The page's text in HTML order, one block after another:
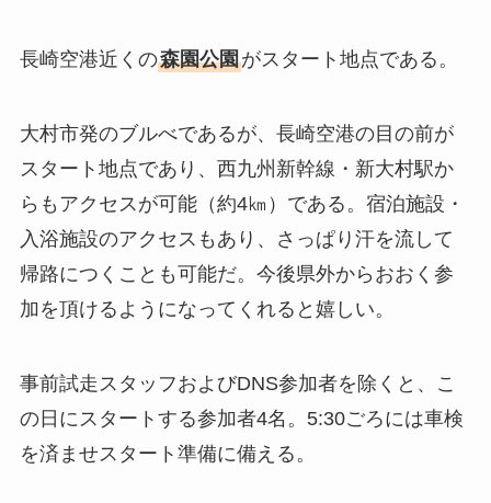
長崎空港近くの森園公園がスタート地点である。
大村市発のブルべであるが、長崎空港の目の前が
スタート地点であり、西九州新幹線・新大村駅か
らもアクセスが可能（約4㎞）である。宿泊施設・
入浴施設のアクセスもあり、さっぱり汗を流して
帰路につくことも可能だ。今後県外からおおく参
加を頂けるようになってくれると嬉しい。
事前試走スタッフおよびDNS参加者を除くと、こ
の日にスタートする参加者4名。5:30ごろには車検
を済ませスタート準備に備える。